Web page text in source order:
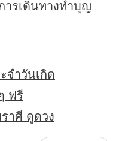
ารเดินทางทำบุญ
จำวันเกิด
ฟรี
าศี ดูดวง